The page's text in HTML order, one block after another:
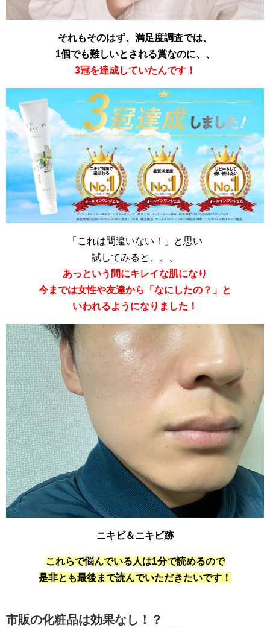
それもそのはず、満足度調査では、
1個でも難しいとされる賞なのに、、
3冠を達成していたんです！
「これは間違いない！」と思い
試してみると、、、
あっという間にキレイな肌になり
今までは女性や友達から「なにしたの？」と
いわれるようになりました！
ニキビ＆ニキビ跡
これらで悩んでいる人は1分で読めるので
是非とも最後まで読んでいただきたいです！
市販の化粧品は効果なし！？